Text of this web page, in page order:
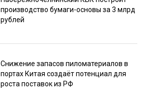
производство бумаги-основы за 3 млрд
рублей
Снижение запасов пиломатериалов в
портах Китая создаёт потенциал для
роста поставок из РФ